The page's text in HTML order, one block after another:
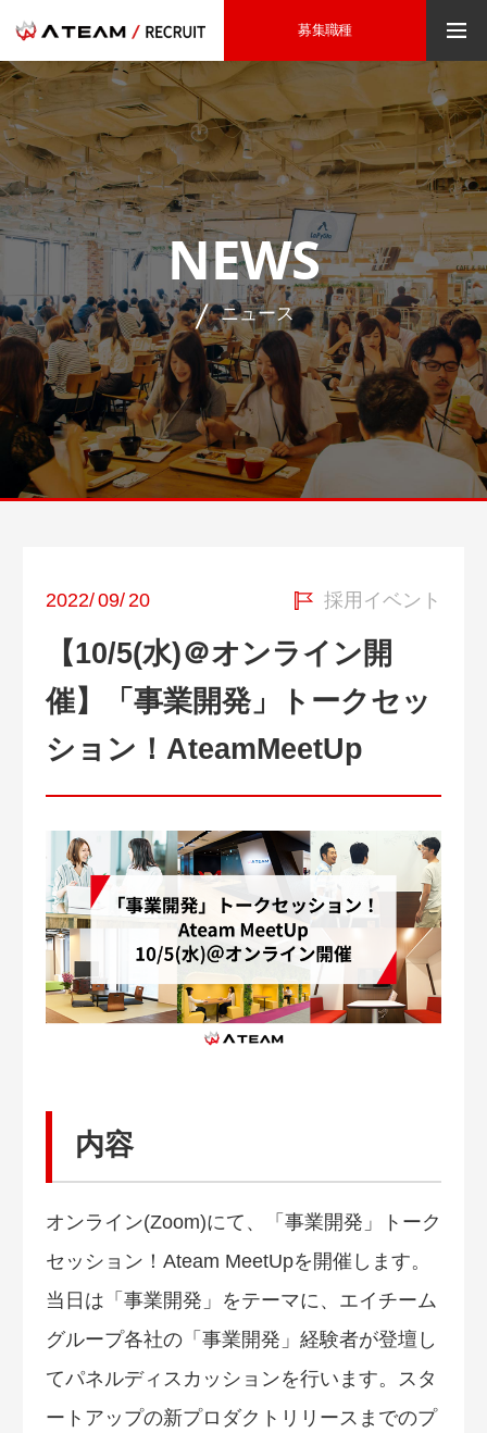
募集職種
NEWS
ニュース
採用イベント
2022/09/20
【10/5(水)＠オンライン開
催】「事業開発」トークセッ
ション！AteamMeetUp
内容
オンライン(Zoom)にて、「事業開発」トーク
セッション！Ateam MeetUpを開催します。
当日は「事業開発」をテーマに、エイチーム
グループ各社の「事業開発」経験者が登壇し
てパネルディスカッションを行います。スタ
ートアップの新プロダクトリリースまでのプ